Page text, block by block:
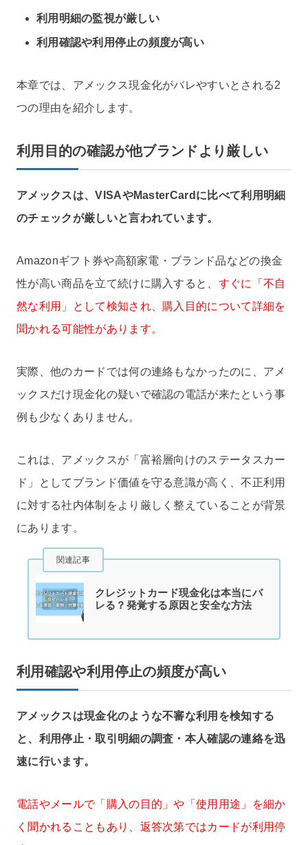
利用明細の監視が厳しい
利用確認や利用停止の頻度が高い
本章では、アメックス現金化がバレやすいとされる2
つの理由を紹介します。
利用目的の確認が他ブランドより厳しい
アメックスは、VISAやMasterCardに比べて利用明細
のチェックが厳しいと言われています。
Amazonギフト券や高額家電・ブランド品などの換金
性が高い商品を立て続けに購入すると、 すぐに「不自
然な利用」として検知され、購入目的について詳細を
聞かれる可能性があります。
実際、他のカードでは何の連絡もなかったのに、アメ
ックスだけ現金化の疑いで確認の電話が来たという事
例も少なくありません。
これは、アメックスが「富裕層向けのステータスカー
ド」としてブランド価値を守る意識が高く、不正利用
に対する社内体制をより厳しく整えていることが背景
にあります。
関連記事
クレジットカード現金化は本当にバ
レる？発覚する原因と安全な方法
利用確認や利用停止の頻度が高い
アメックスは現金化のような不審な利用を検知する
と、利用停止・取引明細の調査・本人確認の連絡を迅
速に行います。
電話やメールで「購入の目的」や「使用用途」を細か
く聞かれることもあり、返答次第ではカードが利用停